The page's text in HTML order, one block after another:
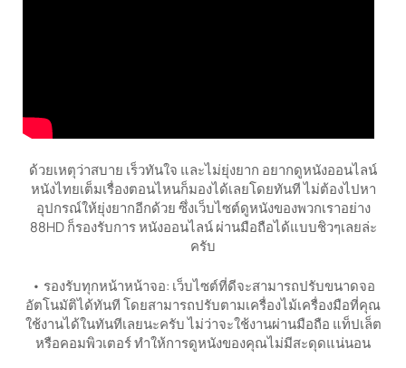
ด้วยเหตุว่าสบาย เร็วทันใจ และไม่ยุ่งยาก อยากดูหนังออนไลน์
หนังไทยเต็มเรื่องตอนไหนก็มองได้เลยโดยทันที ไม่ต้องไปหา
อุปกรณ์ให้ยุ่งยากอีกด้วย ซึ่งเว็บไซต์ดูหนังของพวกเราอย่าง
88HD ก็รองรับการ หนังออนไลน์ ผ่านมือถือได้แบบชิวๆเลยล่ะ
ครับ
• รองรับทุกหน้าหน้าจอ: เว็บไซต์ที่ดีจะสามารถปรับขนาดจอ
อัตโนมัติได้ทันที โดยสามารถปรับตามเครื่องไม้เครื่องมือที่คุณ
ใช้งานได้ในทันทีเลยนะครับ ไม่ว่าจะใช้งานผ่านมือถือ แท็ปเล็ต
หรือคอมพิวเตอร์ ทำให้การดูหนังของคุณไม่มีสะดุดแน่นอน